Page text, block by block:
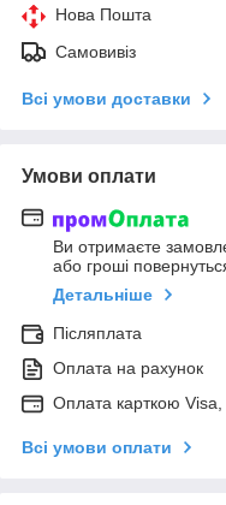
Нова Пошта
Самовивіз
Всі умови доставки
Умови оплати
Ви отримаєте
або гроші
Детальніше
Післяплата
Оплата на рахунок
Оплата карткою
Всі умови оплати